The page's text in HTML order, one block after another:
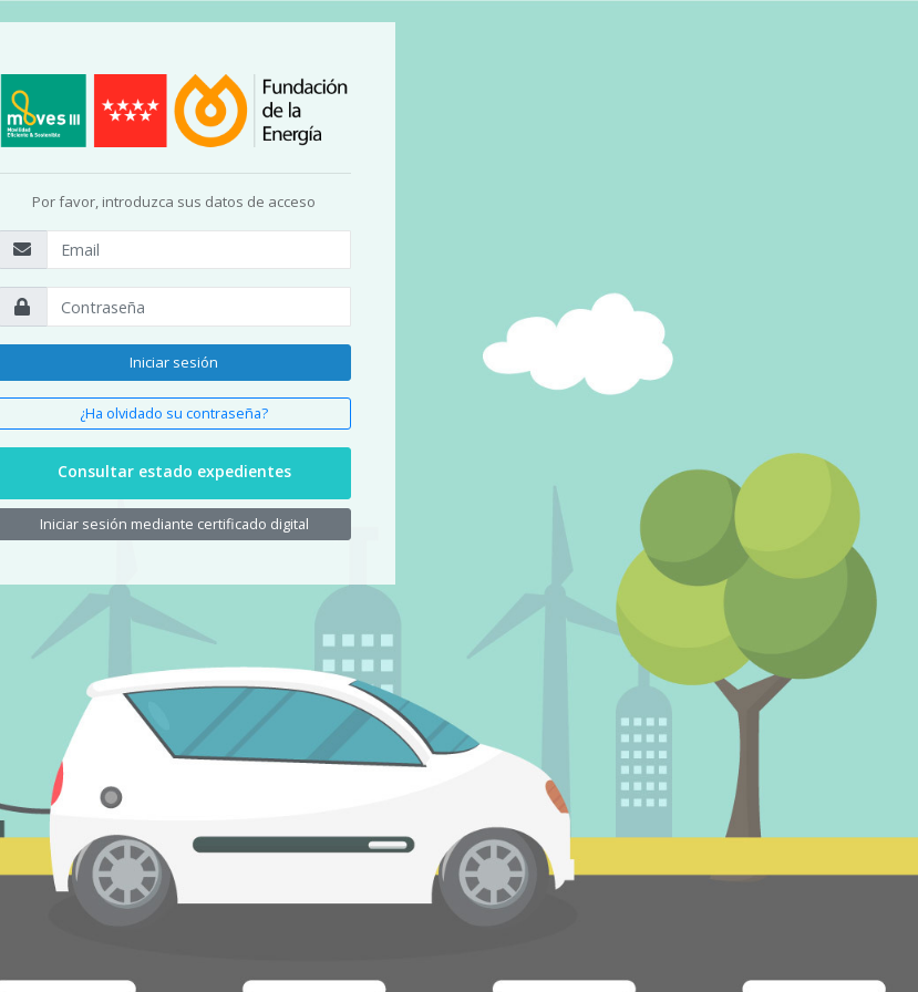
Por favor, introduzca sus datos de acceso
Iniciar sesión
¿Ha olvidado su contraseña?
Consultar estado expedientes
Iniciar sesión mediante certificado digital